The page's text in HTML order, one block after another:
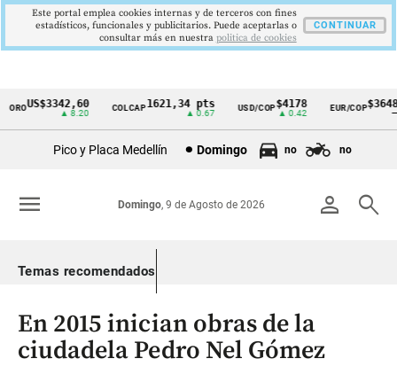
Cintillo
Colombia
US$3342,60
▲ 8.20
COLCAP1621,34 pts
▲ 0.67
USD/COP$4178
▲ 0.42
EUR/COP$3648
Pico y Placa Medellín Domingo no no
person search
Domingo, 9 de Agosto de 2026
menu
Temas recomendados
En 2015 inician obras de la
ciudadela Pedro Nel Gómez
Este portal emplea cookies internas y de terceros con fines
estadísticos, funcionales y publicitarios. Puede aceptarlas o
consultar más en nuestra politica de cookies
CONTINUAR